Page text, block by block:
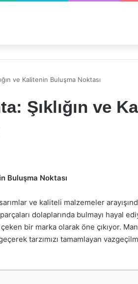
ve Kalitenin Buluşma Noktası
Şıklığın ve
Buluşma Noktası
ve kaliteli malzemeler
dolaplarında bulmayı hayal
bir marka olarak öne çıkıyor.
tarzımızı tamamlayan